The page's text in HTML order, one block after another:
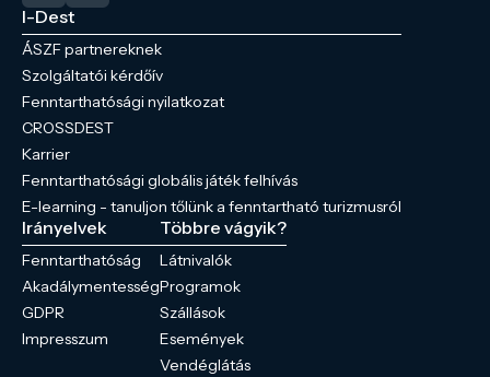
I-Dest
ÁSZF partnereknek
Szolgáltatói kérdőív
Fenntarthatósági nyilatkozat
CROSSDEST
Karrier
Fenntarthatósági globális játék felhívás
E-learning - tanuljon tőlünk a fenntartható turizmusról
Irányelvek
Fenntarthatóság
Akadálymentesség
GDPR
Impresszum
Többre vágyik?
Látnivalók
Programok
Szállások
Események
Vendéglátás